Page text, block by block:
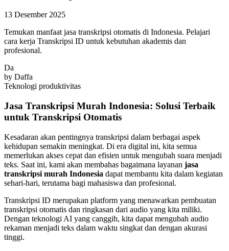
13 Desember 2025
Temukan manfaat jasa transkripsi otomatis di Indonesia. Pelajari
cara kerja Transkripsi ID untuk kebutuhan akademis dan
profesional.
Da
by Daffa
Teknologi produktivitas
Jasa Transkripsi Murah Indonesia: Solusi Terbaik
untuk Transkripsi Otomatis
Kesadaran akan pentingnya transkripsi dalam berbagai aspek
kehidupan semakin meningkat. Di era digital ini, kita semua
memerlukan akses cepat dan efisien untuk mengubah suara menjadi
teks. Saat ini, kami akan membahas bagaimana layanan jasa
transkripsi murah Indonesia dapat membantu kita dalam kegiatan
sehari-hari, terutama bagi mahasiswa dan profesional.
Transkripsi ID merupakan platform yang menawarkan pembuatan
transkripsi otomatis dan ringkasan dari audio yang kita miliki.
Dengan teknologi AI yang canggih, kita dapat mengubah audio
rekaman menjadi teks dalam waktu singkat dan dengan akurasi
tinggi.